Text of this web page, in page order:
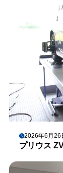
2026年6月26
プリウス